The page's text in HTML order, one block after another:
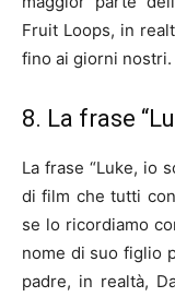
Fruit Loops, in
fino ai giorni nostri.
8. La frase
La frase “Luke, io
di film che tutti
se lo ricordiamo
nome di suo figlio
padre, in realtà,